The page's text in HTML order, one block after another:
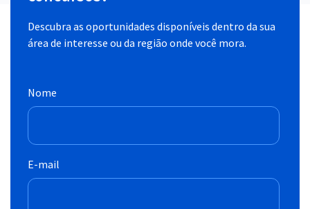
Descubra as oportunidades disponíveis dentro da sua
área de interesse ou da região onde você mora.
Nome
E-mail